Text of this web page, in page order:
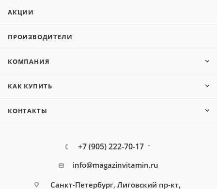
АКЦИИ
ПРОИЗВОДИТЕЛИ
КОМПАНИЯ
КАК КУПИТЬ
КОНТАКТЫ
+7 (905) 222-70-17
info@magazinvitamin.ru
Санкт-Петербург, Лиговский пр-кт,